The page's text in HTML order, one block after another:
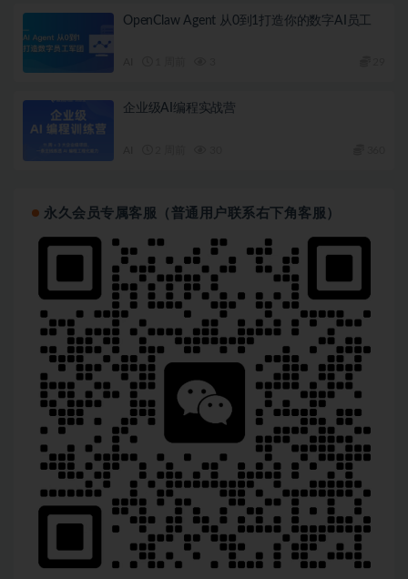
OpenClaw Agent 从0到1打造你的数字AI员工
企业级AI编程实战营
永久会员专属客服（普通用户联系右下角客服）